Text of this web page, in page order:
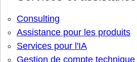
Consulting
Assistance pour les produits
Services pour l'IA
Gestion de compte technique